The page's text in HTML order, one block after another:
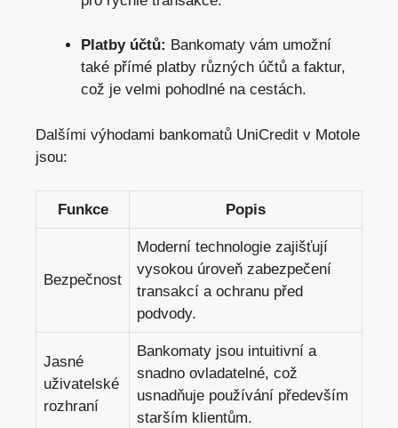
Platby účtů: Bankomaty vám umožní
také přímé platby různých účtů a faktur,
což je velmi pohodlné na cestách.
Dalšími výhodami bankomatů UniCredit v Motole
jsou:
Funkce Popis
Bezpečnost
Moderní technologie zajišťují
vysokou úroveň zabezpečení
transakcí a ochranu před
podvody.
Jasné
uživatelské
rozhraní
Bankomaty jsou intuitivní a
snadno ovladatelné, což
usnadňuje používání především
starším klientům.